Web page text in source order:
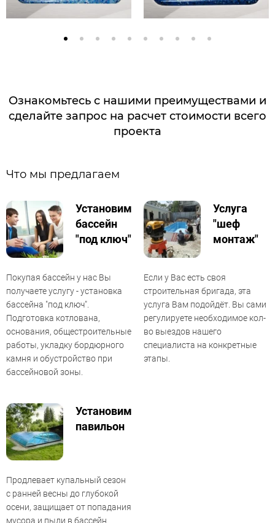
Ознакомьтесь с нашими преимуществами и
сделайте запрос на расчет стоимости всего
проекта
Что мы предлагаем
Установим
бассейн
"под ключ"
Покупая бассейн у нас Вы
получаете услугу - установка
бассейна "под ключ".
Подготовка котлована,
основания, общестроительные
работы, укладку бордюрного
камня и обустройство при
бассейновой зоны.
Услуга
"шеф
монтаж"
Если у Вас есть своя
строительная бригада, эта
услуга Вам подойдёт. Вы сами
регулируете необходимое кол-
во выездов нашего
специалиста на конкретные
этапы.
Установим
павильон
Продлевает купальный сезон
с ранней весны до глубокой
осени, защищает от попадания
мусора и пыли в бассейн.